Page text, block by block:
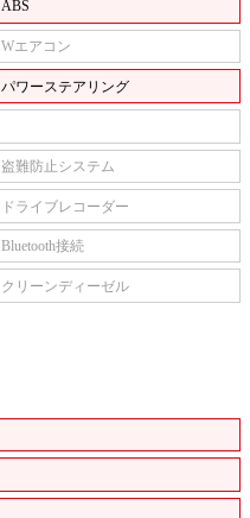
ABS
Wエアコン
パワーステアリング
盗難防止システム
ドライブレコーダー
Bluetooth接続
クリーンディーゼル